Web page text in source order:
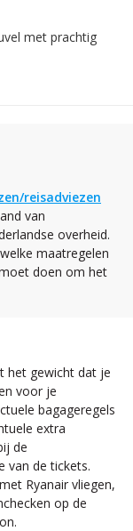
met prachtig
reisadviezen
van
overheid.
maatregelen
doen om het
het gewicht dat je
voor je
bagageregels
extra
de
van de tickets.
Ryanair vliegen,
op de